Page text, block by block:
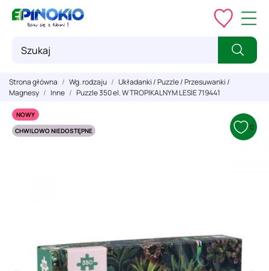
Strona główna Wg. rodzaju
Układanki / Puzzle / Przesuwanki /
Magnesy
Inne Puzzle 350 el. W TROPIKALNYM LESIE 719441
NOWY
CHWILOWO NIEDOSTĘPNE
0